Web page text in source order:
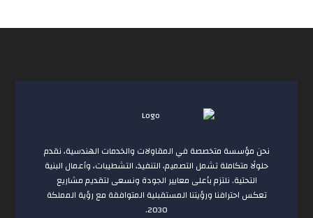
نحن مؤسسة متخصصة في المقاولات والخدمات الهندسية، نقدم
حلولًا متكاملة تشمل التصميم، التنفيذ، التشطيبات، وأعمال البنية
التحتية. نلتزم بأعلى معايير الجودة ونسعى لتقديم مشاريع
تعكس احترافنا ورؤيتنا المستقبلية المتوافقة مع رؤية المملكة
2030.